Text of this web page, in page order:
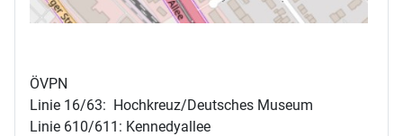
ÖVPN
Linie 16/63: Hochkreuz/Deutsches Museum
Linie 610/611: Kennedyallee